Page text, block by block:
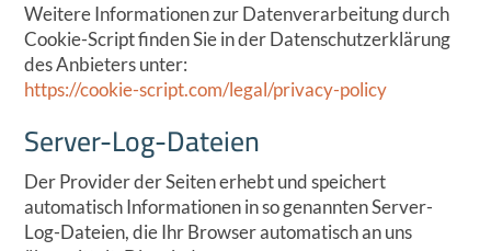
Weitere Informationen zur Datenverarbeitung durch
Cookie-Script finden Sie in der Datenschutzerklärung
des Anbieters unter:
https://cookie-script.com/legal/privacy-policy
Server-Log-Dateien
Der Provider der Seiten erhebt und speichert
automatisch Informationen in so genannten Server-
Log-Dateien, die Ihr Browser automatisch an uns